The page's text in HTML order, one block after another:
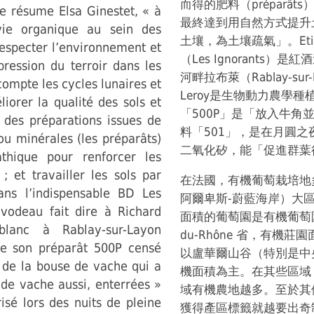
résume Elsa Ginestet, « à
organique au sein des
l’environnement et
du terroir dans les
les cycles lunaires et
la qualité des sols et
préparations issues de
minérales (les préparâts)
pour renforcer les
; et travailler les sols par
l’indispensable BD Les
fait dire à Richard
à Rablay-sur-Layon
son préparât 500P censé
la bouse de vache qui a
vache aussi, enterrées »
lors des nuits de pleine
而得的肥料（préparâts
最終達到用自然方式提
土壤，為土壤疏氣」。
（Les Ignorants）是紅
河畔拉布萊（Rablay-
Leroy是生物動力農學種
「500P」是「放入牛角
料「501」，是在月圓之
二氧化矽，能「促進群
在法國，有機葡萄栽培
阿爾卑斯-蔚藍海岸）大
面積的葡萄園是有機葡
du-Rhône 省，有機莊園
以盧華爾山谷（特別是
機面積為主。在其些區
域有機農地越多。至於
獲得產區標籤就越要出